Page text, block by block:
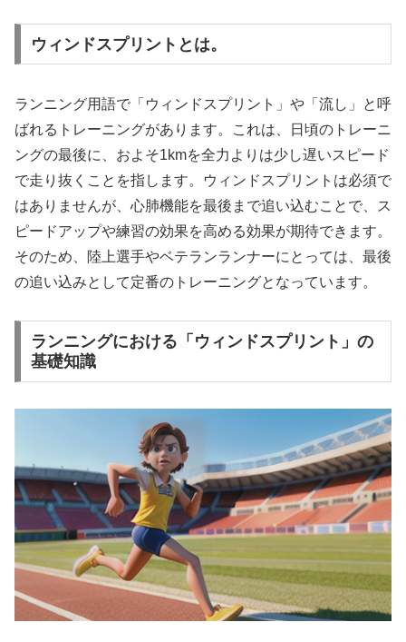
ウィンドスプリントとは。
ランニング用語で「ウィンドスプリント」や「流し」と呼
ばれるトレーニングがあります。これは、日頃のトレーニ
ングの最後に、およそ1kmを全力よりは少し遅いスピード
で走り抜くことを指します。ウィンドスプリントは必須で
はありませんが、心肺機能を最後まで追い込むことで、ス
ピードアップや練習の効果を高める効果が期待できます。
そのため、陸上選手やベテランランナーにとっては、最後
の追い込みとして定番のトレーニングとなっています。
ランニングにおける「ウィンドスプリント」の
基礎知識